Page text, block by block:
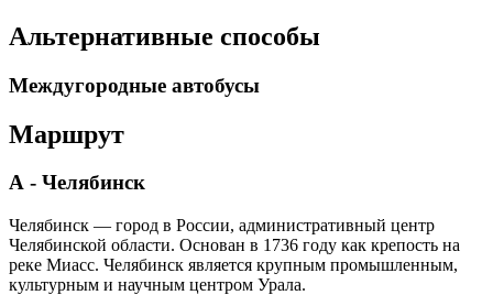
Альтернативные способы
Междугородные автобусы
Маршрут
А - Челябинск
Челябинск — город в России, административный центр
Челябинской области. Основан в 1736 году как крепость на
реке Миасс. Челябинск является крупным промышленным,
культурным и научным центром Урала.